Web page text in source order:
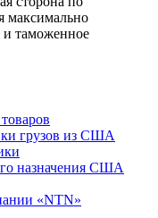
максимально
и таможенное
грузов из США
назначения США
«NTN»